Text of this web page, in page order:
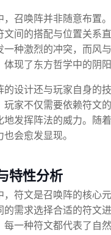
，召唤阵并非随意布置
文间的搭配与位置关系
一种激烈的冲突，而风
现了东方哲学中的阴
的设计还与玩家自身的
玩家不仅需要依赖符文
地发挥阵法的威力。随
会愈发显现。
特性分析
，符文是召唤阵的核心
需求选择合适的符文
每一种符文都代表了自